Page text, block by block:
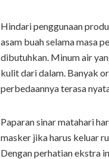
Hindari penggunaan
asam buah selama masa
dibutuhkan. Minum air
kulit dari dalam. Banyak
perbedaannya terasa
Paparan sinar matahari
masker jika harus keluar
Dengan perhatian ekstra